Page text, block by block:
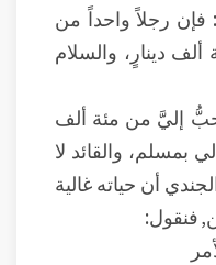
فإن رجلاً واحداً من
دينارٍ، والسلام
إليَّ من مئة ألف
بمسلم، والقائد لا
أن حياته غالية
فنقول: